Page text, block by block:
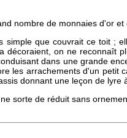
nombre de monnaies d'or et
simple que couvrait ce toit ;
décoraient, on ne reconnaît
dans une grande
les arrachements d'un petit
donnant une leçon de lyre
sorte de réduit sans